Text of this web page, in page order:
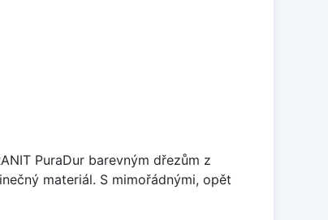
PuraDur barevným dřezům z
materiál. S mimořádnými, opět